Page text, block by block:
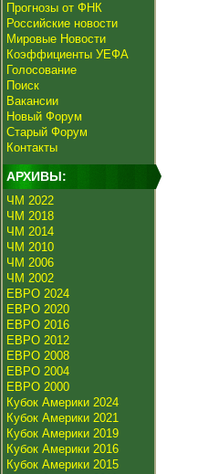
Прогнозы от ФНК
Российские новости
Мировые Новости
Коэффициенты УЕФА
Голосование
Поиск
Вакансии
Новый Форум
Старый Форум
Контакты
АРХИВЫ:
ЧМ 2022
ЧМ 2018
ЧМ 2014
ЧМ 2010
ЧМ 2006
ЧМ 2002
ЕВРО 2024
ЕВРО 2020
ЕВРО 2016
ЕВРО 2012
ЕВРО 2008
ЕВРО 2004
ЕВРО 2000
Кубок Америки 2024
Кубок Америки 2021
Кубок Америки 2019
Кубок Америки 2016
Кубок Америки 2015